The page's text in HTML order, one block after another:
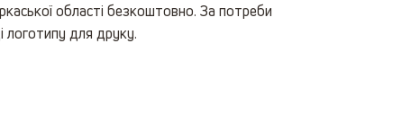
області безкоштовно. За потреби
логотипу для друку.